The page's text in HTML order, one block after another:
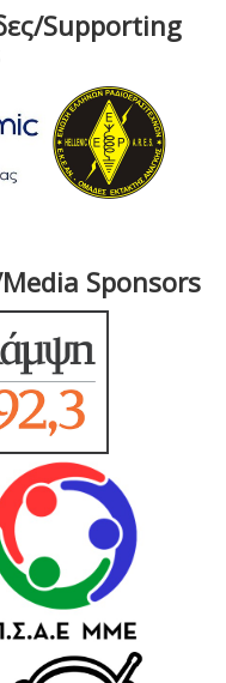
Supporting
Sponsors